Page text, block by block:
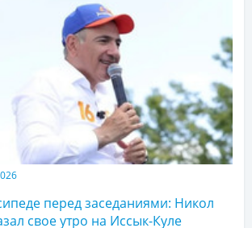
перед заседаниями: Никол
свое утро на Иссык-Куле